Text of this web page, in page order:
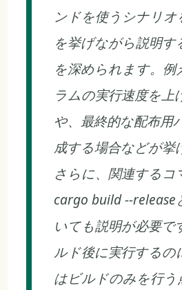
ンドを使うシナリオ
を挙げながら説明す
を深められます。
ラムの実行速度を上
や、最終的な配布用
成する場合などが挙
さらに、関連する
cargo build --
いても説明が必要で
ルド後に実行するの
はビルドのみを行う